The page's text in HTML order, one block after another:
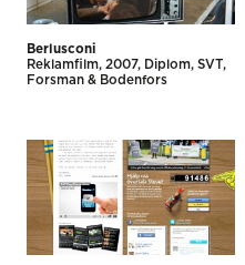
Berlusconi
Reklamfilm 2007 Diplom SVT
Forsman & Bodenfors